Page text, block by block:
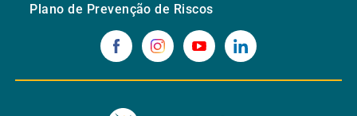
Plano de Prevenção de Riscos